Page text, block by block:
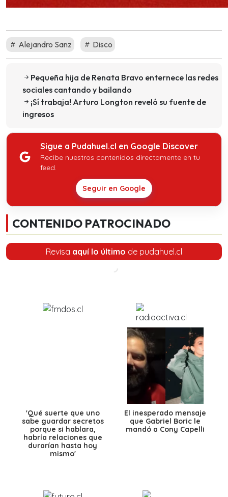
Alejandro Sanz Disco
Pequeña hija de Renata Bravo enternece las redes
sociales cantando y bailando
¡Sí trabaja! Arturo Longton reveló su fuente de
ingresos
Sigue a Pudahuel.cl en Google Discover
Recibe nuestros contenidos directamente en tu
feed.
Seguir en Google
CONTENIDO PATROCINADO
Revisa aquí lo último de pudahuel.cl
'Qué suerte que uno
sabe guardar secretos
porque si hablara,
habría relaciones que
durarían hasta hoy
mismo'
El inesperado mensaje
que Gabriel Boric le
mandó a Cony Capelli